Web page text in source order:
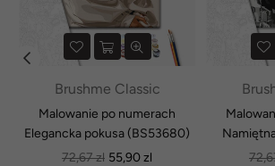
Brushme Classic
Malowanie po numerach
Elegancka pokusa (BS53680)
Normalna
72,67 zl 55,90 zl